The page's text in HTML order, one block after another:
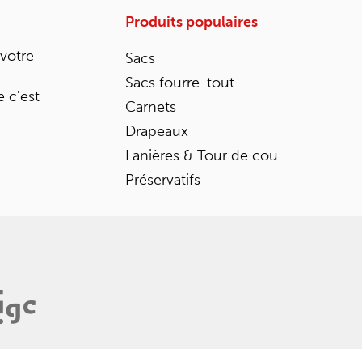
c'est
Produits populaires
Sacs
Sacs fourre-tout
Carnets
Drapeaux
Lanières & Tour de cou
Préservatifs